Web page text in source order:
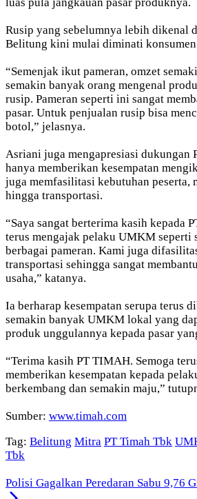
luas pula jangkauan pasar produknya.
Rusip yang sebelumnya lebih dikenal
Belitung kini mulai diminati konsumen
“Semenjak ikut pameran, omzet
semakin banyak orang mengenal
rusip. Pameran seperti ini sangat
pasar. Untuk penjualan rusip bisa
botol,” jelasnya.
Asriani juga mengapresiasi dukungan
hanya memberikan kesempatan
juga memfasilitasi kebutuhan peserta,
hingga transportasi.
“Saya sangat berterima kasih kepada
terus mengajak pelaku UMKM seperti
berbagai pameran. Kami juga
transportasi sehingga sangat
usaha,” katanya.
Ia berharap kesempatan serupa terus
semakin banyak UMKM lokal yang
produk unggulannya kepada pasar
“Terima kasih PT TIMAH. Semoga
memberikan kesempatan kepada
berkembang dan semakin maju,”
Sumber: www.timah.com
Tag: Belitung Mitra PT Timah Tbk
Tbk
Polisi Gagalkan Peredaran Sabu 9,76